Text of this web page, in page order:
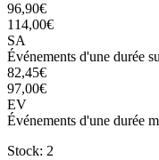
96,90€
114,00€
SA
Événements d'une durée
82,45€
97,00€
EV
Événements d'une durée
Stock: 2